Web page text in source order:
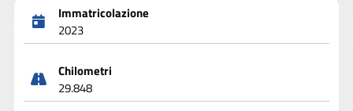
Immatricolazione
2023
Chilometri
29.848